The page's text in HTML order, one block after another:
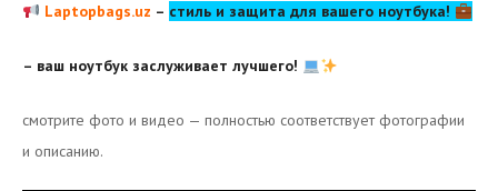
Laptopbags.uz – стиль и защита для вашего ноутбука!
– ваш ноутбук заслуживает лучшего!
смотрите фото и видео — полностью соответствует фотографии
и описанию.